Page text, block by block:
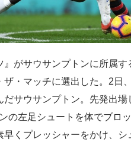
』がサウサンプトンに所属す
ザ・マッチに選出した。2日
だサウサンプトン。先発出
の左足シュートを体でブロ
早くプレッシャーをかけ、